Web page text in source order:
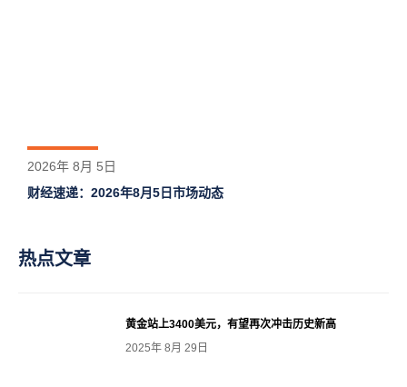
2026年 8月 5日
财经速递：2026年8月5日市场动态
热点文章
黄金站上3400美元，有望再次冲击历史新高
2025年 8月 29日